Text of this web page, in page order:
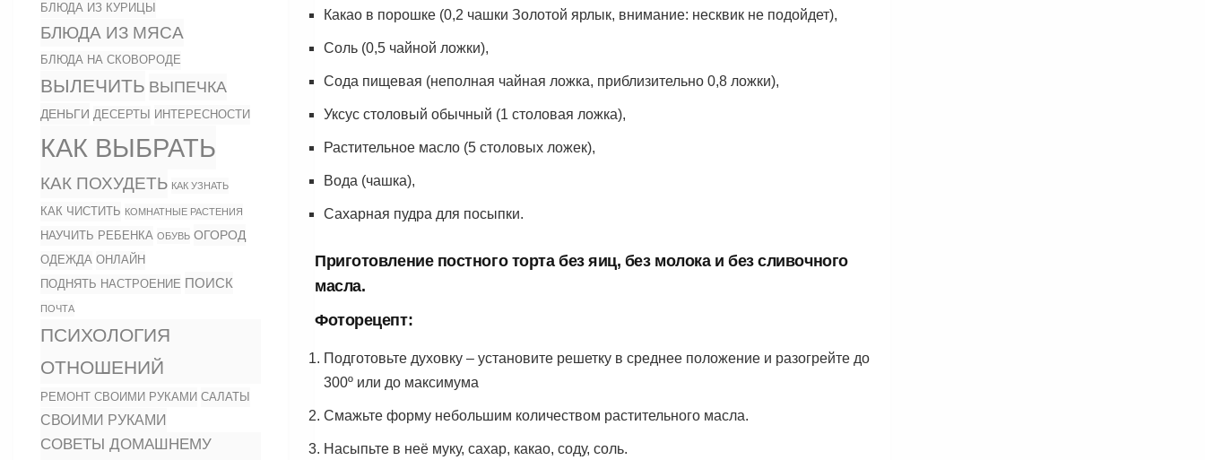
БЛЮДА ИЗ КУРИЦЫ
БЛЮДА ИЗ МЯСА
БЛЮДА НА СКОВОРОДЕ
ВЫЛЕЧИТЬ ВЫПЕЧКА
ДЕНЬГИ ДЕСЕРТЫ ИНТЕРЕСНОСТИ
КАК ВЫБРАТЬ
КАК ПОХУДЕТЬ КАК УЗНАТЬ
КАК ЧИСТИТЬ КОМНАТНЫЕ РАСТЕНИЯ
НАУЧИТЬ РЕБЕНКА ОБУВЬ ОГОРОД
ОДЕЖДА ОНЛАЙН
ПОДНЯТЬ НАСТРОЕНИЕ ПОИСК
ПОЧТА
ПСИХОЛОГИЯ
ОТНОШЕНИЙ
РЕМОНТ СВОИМИ РУКАМИ САЛАТЫ
СВОИМИ РУКАМИ
СОВЕТЫ ДОМАШНЕМУ
Какао в порошке (0,2 чашки Золотой ярлык, внимание: несквик не подойдет),
Соль (0,5 чайной ложки),
Сода пищевая (неполная чайная ложка, приблизительно 0,8 ложки),
Уксус столовый обычный (1 столовая ложка),
Растительное масло (5 столовых ложек),
Вода (чашка),
Сахарная пудра для посыпки.
Приготовление постного торта без яиц, без молока и без сливочного
масла.
Фоторецепт:
Подготовьте духовку – установите решетку в среднее положение и разогрейте до
300º или до максимума
Смажьте форму небольшим количеством растительного масла.
Насыпьте в неё муку, сахар, какао, соду, соль.